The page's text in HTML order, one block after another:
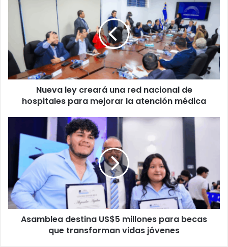
creará
nacional
de
hospitales
para
Nueva ley creará una red nacional de
hospitales para mejorar la atención médica
destina
US$5
millones
para
becas
que
transforman
vidas
jóvenes
Asamblea destina US$5 millones para becas
que transforman vidas jóvenes